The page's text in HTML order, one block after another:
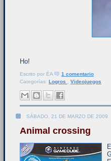
Ho!
Escrito por ÉA
1 comentario
Categorías: Logros Videojuegos
SÁBADO, 21 DE MARZO DE 2009
Animal crossing